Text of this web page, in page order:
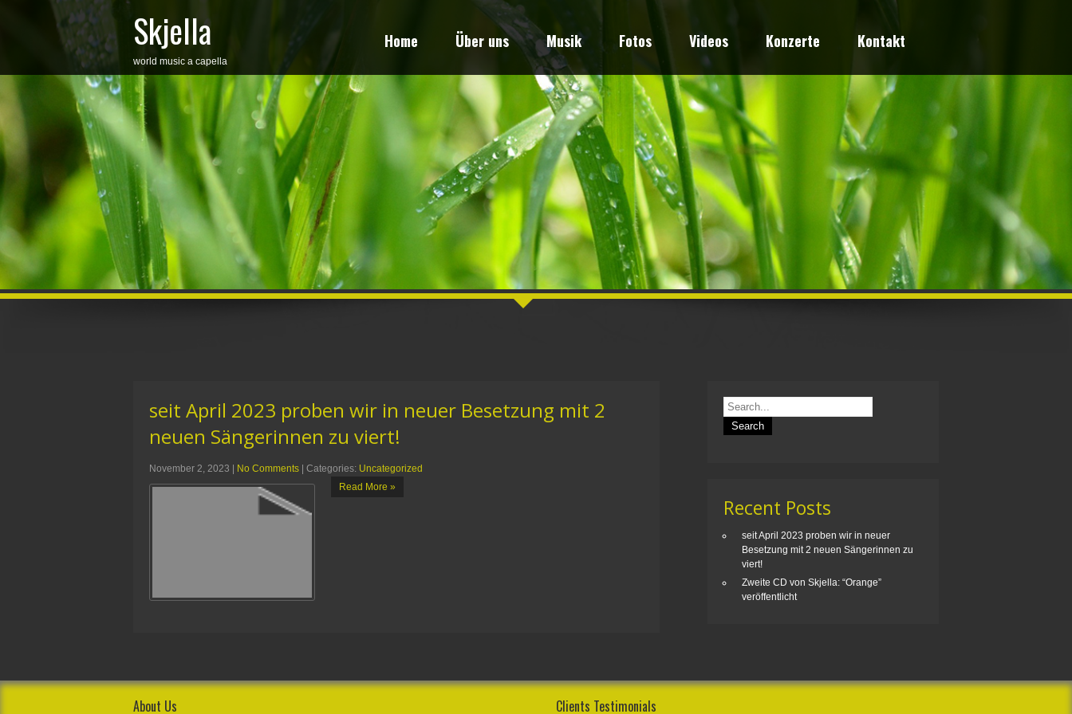
Skjella
world music a capella
Home Über uns Musik Fotos Videos Konzerte Kontakt
seit April 2023 proben wir in neuer Besetzung mit 2
neuen Sängerinnen zu viert!
November 2, 2023 | No Comments | Categories: Uncategorized
Read More »
Recent Posts
seit April 2023 proben wir in neuer
Besetzung mit 2 neuen Sängerinnen zu
viert!
Zweite CD von Skjella: “Orange”
veröffentlicht
About Us Clients Testimonials